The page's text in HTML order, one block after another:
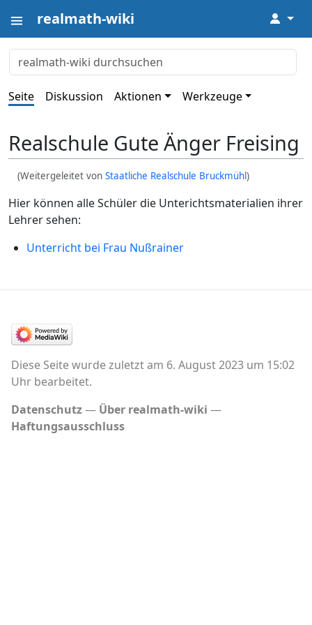
realmath-wiki ↓
Seite Diskussion Aktionen Werkzeuge
Realschule Gute Änger Freising
(Weitergeleitet vonStaatliche Realschule Bruckmühl)
Hier können alle Schüler die Unterichtsmaterialien ihrer
Lehrer sehen:
Unterricht bei Frau Nußrainer
Diese Seite wurde zuletzt am 6. August 2023 um 15:02
Uhr bearbeitet.
Datenschutz
Über realmath-wiki
Haftungsausschluss